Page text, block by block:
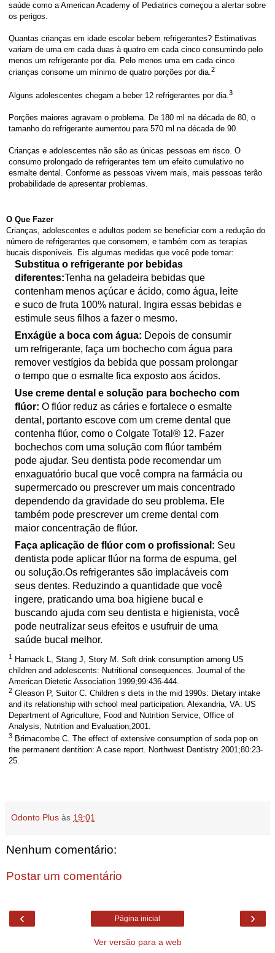
saúde como a American Academy of Pediatrics começou a alertar sobre
os perigos.
Quantas crianças em idade escolar bebem refrigerantes? Estimativas
variam de uma em cada duas à quatro em cada cinco consumindo pelo
menos um refrigerante por dia. Pelo menos uma em cada cinco
crianças consome um mínimo de quatro porções por dia.2
Alguns adolescentes chegam a beber 12 refrigerantes por dia. 3
Porções maiores agravam o problema. De 180 ml na década de 80, o
tamanho do refrigerante aumentou para 570 ml na década de 90.
Crianças e adolescentes não são as únicas pessoas em risco. O
consumo prolongado de refrigerantes tem um efeito cumulativo no
esmalte dental. Conforme as pessoas vivem mais, mais pessoas terão
probabilidade de apresentar problemas.
O Que Fazer
Crianças, adolescentes e adultos podem se beneficiar com a redução do
número de refrigerantes que consomem, e também com as terapias
bucais disponíveis. Eis algumas medidas que você pode tomar:
Substitua o refrigerante por bebidas
diferentes:Tenha na geladeira bebidas que
contenham menos açúcar e ácido, como água, leite
e suco de fruta 100% natural. Ingira essas bebidas e
estimule seus filhos a fazer o mesmo.
Enxágüe a boca com água: Depois de consumir
um refrigerante, faça um bochecho com água para
remover vestígios da bebida que possam prolongar
o tempo que o esmalte fica exposto aos ácidos.
Use creme dental e solução para bochecho com
flúor: O flúor reduz as cáries e fortalece o esmalte
dental, portanto escove com um creme dental que
contenha flúor, como o Colgate Total® 12. Fazer
bochechos com uma solução com flúor também
pode ajudar. Seu dentista pode recomendar um
enxaguatório bucal que você compra na farmácia ou
supermercado ou prescrever um mais concentrado
dependendo da gravidade do seu problema. Ele
também pode prescrever um creme dental com
maior concentração de flúor.
Faça aplicação de flúor com o profissional: Seu
dentista pode aplicar flúor na forma de espuma, gel
ou solução.Os refrigerantes são implacáveis com
seus dentes. Reduzindo a quantidade que você
ingere, praticando uma boa higiene bucal e
buscando ajuda com seu dentista e higienista, você
pode neutralizar seus efeitos e usufruir de uma
saúde bucal melhor.
1
Harnack L, Stang J, Story M. Soft drink consumption among US
children and adolescents: Nutritional consequences. Journal of the
American Dietetic Association 1999;99:436-444.
2 Gleason P, Suitor C. Children s diets in the mid 1990s: Dietary intake
and its relationship with school meal participation. Alexandria, VA: US
Department of Agriculture, Food and Nutrition Service, Office of
Analysis, Nutrition and Evaluation;2001.
3 Brimacombe C. The effect of extensive consumption of soda pop on
the permanent dentition: A case report. Northwest Dentistry 2001;80:23-
25.
Odonto Plus às 19:01
Nenhum comentário:
Postar um comentário
‹ ›
Página inicial
Ver versão para a web